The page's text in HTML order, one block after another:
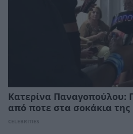
Κατερίνα Παναγοπούλου:
από ποτε στα σοκάκια
CELEBRITIES